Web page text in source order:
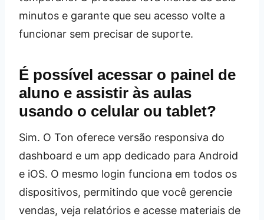
minutos e garante que seu acesso volte a
funcionar sem precisar de suporte.
É possível acessar o painel de
aluno e assistir às aulas
usando o celular ou tablet?
Sim. O Ton oferece versão responsiva do
dashboard e um app dedicado para Android
e iOS. O mesmo login funciona em todos os
dispositivos, permitindo que você gerencie
vendas, veja relatórios e acesse materiais de